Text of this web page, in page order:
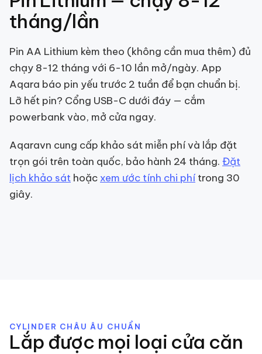
tháng/lần
Pin AA Lithium kèm theo (không cần mua thêm) đủ
chạy 8-12 tháng với 6-10 lần mở/ngày. App
Aqara báo pin yếu trước 2 tuần để bạn chuẩn bị.
Lỡ hết pin? Cổng USB-C dưới đáy — cắm
powerbank vào, mở cửa ngay.
Aqaravn cung cấp khảo sát miễn phí và lắp đặt
trọn gói trên toàn quốc, bảo hành 24 tháng. Đặt
lịch khảo sát hoặc xem ước tính chi phí trong 30
giây.
CYLINDER CHÂU ÂU CHUẨN
Lắp được mọi loại cửa căn